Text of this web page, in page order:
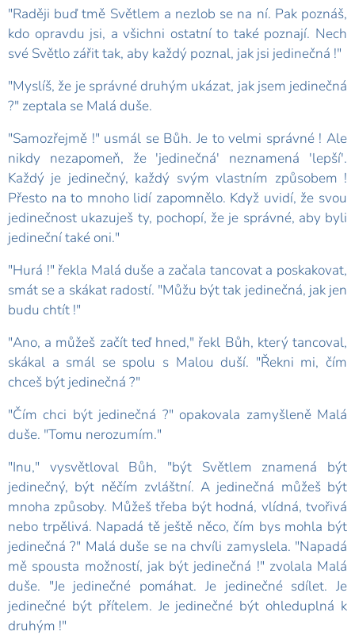
"Raději buď tmě Světlem a nezlob se na ní. Pak poznáš,
kdo opravdu jsi, a všichni ostatní to také poznají. Nech
své Světlo zářit tak, aby každý poznal, jak jsi jedinečná !"
"Myslíš, že je správné druhým ukázat, jak jsem jedinečná
?" zeptala se Malá duše.
"Samozřejmě !" usmál se Bůh. Je to velmi správné ! Ale
nikdy nezapomeň, že 'jedinečná' neznamená 'lepší'.
Každý je jedinečný, každý svým vlastním způsobem !
Přesto na to mnoho lidí zapomnělo. Když uvidí, že svou
jedinečnost ukazuješ ty, pochopí, že je správné, aby byli
jedineční také oni."
"Hurá !" řekla Malá duše a začala tancovat a poskakovat,
smát se a skákat radostí. "Můžu být tak jedinečná, jak jen
budu chtít !"
"Ano, a můžeš začít teď hned," řekl Bůh, který tancoval,
skákal a smál se spolu s Malou duší. "Řekni mi, čím
chceš být jedinečná ?"
"Čím chci být jedinečná ?" opakovala zamyšleně Malá
duše. "Tomu nerozumím."
"Inu," vysvětloval Bůh, "být Světlem znamená být
jedinečný, být něčím zvláštní. A jedinečná můžeš být
mnoha způsoby. Můžeš třeba být hodná, vlídná, tvořivá
nebo trpělivá. Napadá tě ještě něco, čím bys mohla být
jedinečná ?" Malá duše se na chvíli zamyslela. "Napadá
mě spousta možností, jak být jedinečná !" zvolala Malá
duše. "Je jedinečné pomáhat. Je jedinečné sdílet. Je
jedinečné být přítelem. Je jedinečné být ohleduplná k
druhým !"